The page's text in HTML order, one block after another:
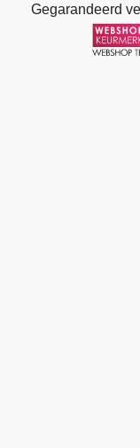
Gegarandeerd